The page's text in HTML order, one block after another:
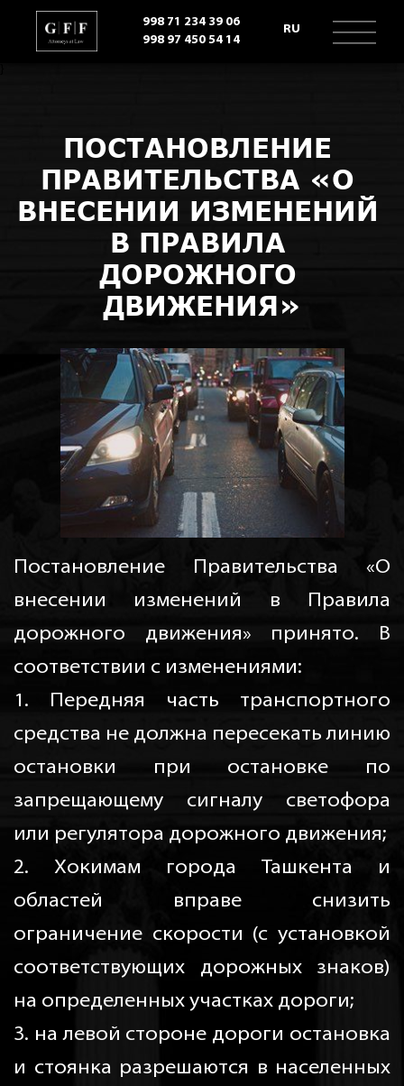
998 71 234 39 06
998 97 450 54 14
RU
ПОСТАНОВЛЕНИЕ
ПРАВИТЕЛЬСТВА «О
ВНЕСЕНИИ ИЗМЕНЕНИЙ
В ПРАВИЛА
ДОРОЖНОГО
ДВИЖЕНИЯ»
Постановление Правительства «О
внесении изменений в Правила
дорожного движения» принято. В
соответствии с изменениями:
1. Передняя часть транспортного
средства не должна пересекать линию
остановки при остановке по
запрещающему сигналу светофора
или регулятора дорожного движения;
2. Хокимам города Ташкента и
областей вправе снизить
ограничение скорости (с установкой
соответствующих дорожных знаков)
на определенных участках дороги;
3. на левой стороне дороги остановка
и стоянка разрешаются в населенных